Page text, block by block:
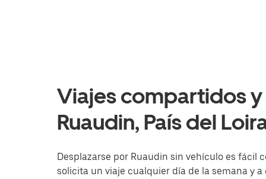
Viajes compartidos
Ruaudin, País del
Desplazarse por Ruaudin sin vehículo es fácil
solicita un viaje cualquier día de la semana y